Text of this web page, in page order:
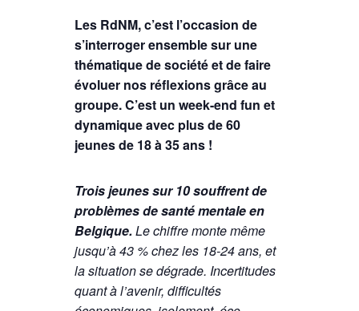
Les RdNM, c’est l’occasion de
s’interroger ensemble sur une
thématique de société et de faire
évoluer nos réflexions grâce au
groupe. C’est un week-end fun et
dynamique avec plus de 60
jeunes de 18 à 35 ans !
Trois jeunes sur 10 souffrent de
problèmes de santé mentale en
Belgique.Le chiffre monte même
jusqu’à 43 % chez les 18-24 ans, et
la situation se dégrade. Incertitudes
quant à l’avenir, difficultés